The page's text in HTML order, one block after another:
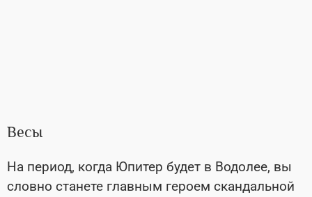
Весы
На период, когда Юпитер будет в Водолее, вы
словно станете главным героем скандальной